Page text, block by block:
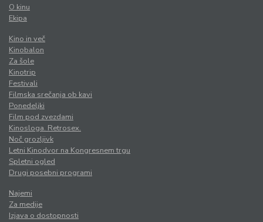
O kinu
Ekipa
Kino in več
Kinobalon
Za šole
Kinotrip
Festivali
Filmska srečanja ob kavi
Ponedeljki
Film pod zvezdami
Kinosloga. Retrosex.
Noč grozljivk
Letni Kinodvor na Kongresnem trgu
Spletni ogled
Drugi posebni programi
Najemi
Za medije
Izjava o dostopnosti